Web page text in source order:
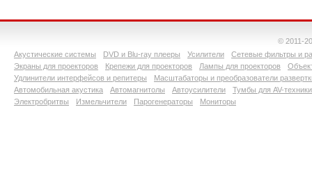
© 2011-
Акустические системы
DVD и Blu-ray плееры Усилители
Сетевые фильтры и
Экраны для проекторов
Крепежи для проекторов Лампы для проекторов
Удлинители интерфейсов и репитеры
Масштабаторы и преобразователи
Автомобильная акустика
Автомагнитолы Автоусилители
Тумбы для AV-техники
Электробритвы
Измельчители Парогенераторы Мониторы